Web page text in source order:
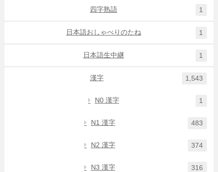
四字熟語 1
日本語おしゃべりのたね 1
日本語生中継 1
漢字 1,543
N0 漢字 1
N1 漢字 483
N2 漢字 374
N3 漢字 316